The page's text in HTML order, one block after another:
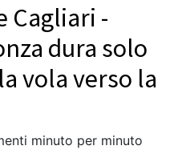
Cagliari -
dura solo
vola verso la
minuto per minuto